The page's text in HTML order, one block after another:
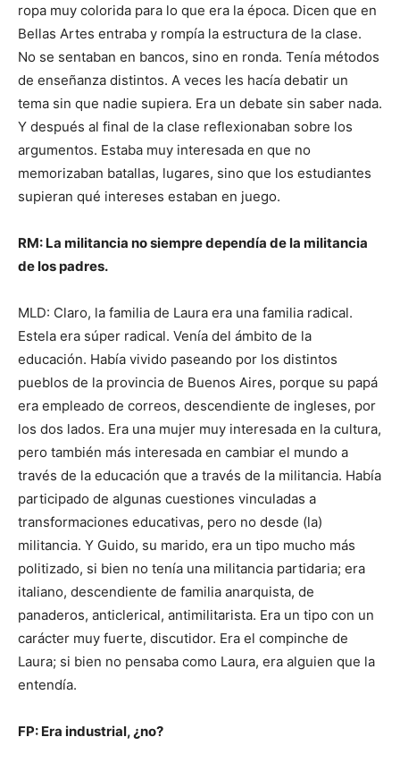
ropa muy colorida para lo que era la época. Dicen que en
Bellas Artes entraba y rompía la estructura de la clase.
No se sentaban en bancos, sino en ronda. Tenía métodos
de enseñanza distintos. A veces les hacía debatir un
tema sin que nadie supiera. Era un debate sin saber nada.
Y después al final de la clase reflexionaban sobre los
argumentos. Estaba muy interesada en que no
memorizaban batallas, lugares, sino que los estudiantes
supieran qué intereses estaban en juego.
RM: La militancia no siempre dependía de la militancia
de los padres.
MLD: Claro, la familia de Laura era una familia radical.
Estela era súper radical. Venía del ámbito de la
educación. Había vivido paseando por los distintos
pueblos de la provincia de Buenos Aires, porque su papá
era empleado de correos, descendiente de ingleses, por
los dos lados. Era una mujer muy interesada en la cultura,
pero también más interesada en cambiar el mundo a
través de la educación que a través de la militancia. Había
participado de algunas cuestiones vinculadas a
transformaciones educativas, pero no desde (la)
militancia. Y Guido, su marido, era un tipo mucho más
politizado, si bien no tenía una militancia partidaria; era
italiano, descendiente de familia anarquista, de
panaderos, anticlerical, antimilitarista. Era un tipo con un
carácter muy fuerte, discutidor. Era el compinche de
Laura; si bien no pensaba como Laura, era alguien que la
entendía.
FP: Era industrial, ¿no?